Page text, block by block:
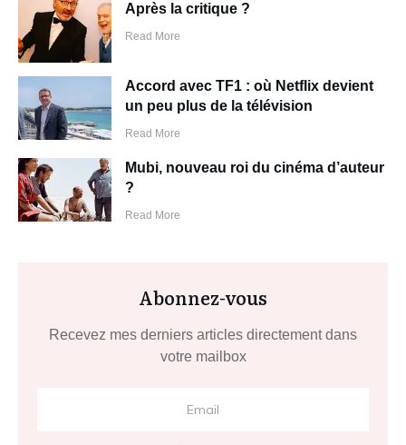
Après la critique ?
Read More
Accord avec TF1 : où Netflix devient
un peu plus de la télévision
Read More
Mubi, nouveau roi du cinéma d’auteur
?
Read More
Abonnez-vous
Recevez mes derniers articles directement dans
votre mailbox